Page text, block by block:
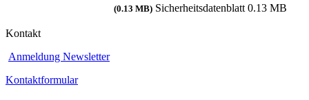
(0.13 MB) Sicherheitsdatenblatt 0.13 MB
Kontakt
Anmeldung Newsletter
Kontaktformular